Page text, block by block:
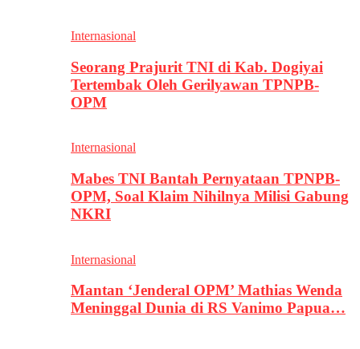
Internasional
Seorang Prajurit TNI di Kab. Dogiyai
Tertembak Oleh Gerilyawan TPNPB-
OPM
Internasional
Mabes TNI Bantah Pernyataan TPNPB-
OPM, Soal Klaim Nihilnya Milisi Gabung
NKRI
Internasional
Mantan ‘Jenderal OPM’ Mathias Wenda
Meninggal Dunia di RS Vanimo Papua…